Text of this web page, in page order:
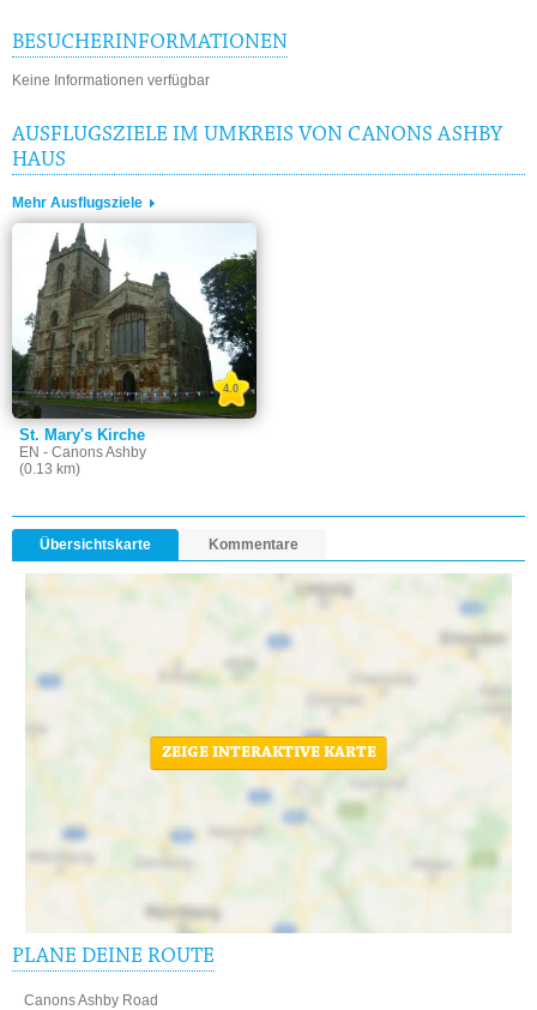
BESUCHERINFORMATIONEN
Keine Informationen verfügbar
AUSFLUGSZIELE IM UMKREIS VON CANONS ASHBY
HAUS
Mehr Ausflugsziele
St. Mary's Kirche
EN - Canons Ashby
(0.13 km)
4.0
Übersichtskarte Kommentare
ZEIGE INTERAKTIVE KARTE
PLANE DEINE ROUTE
Canons Ashby Road